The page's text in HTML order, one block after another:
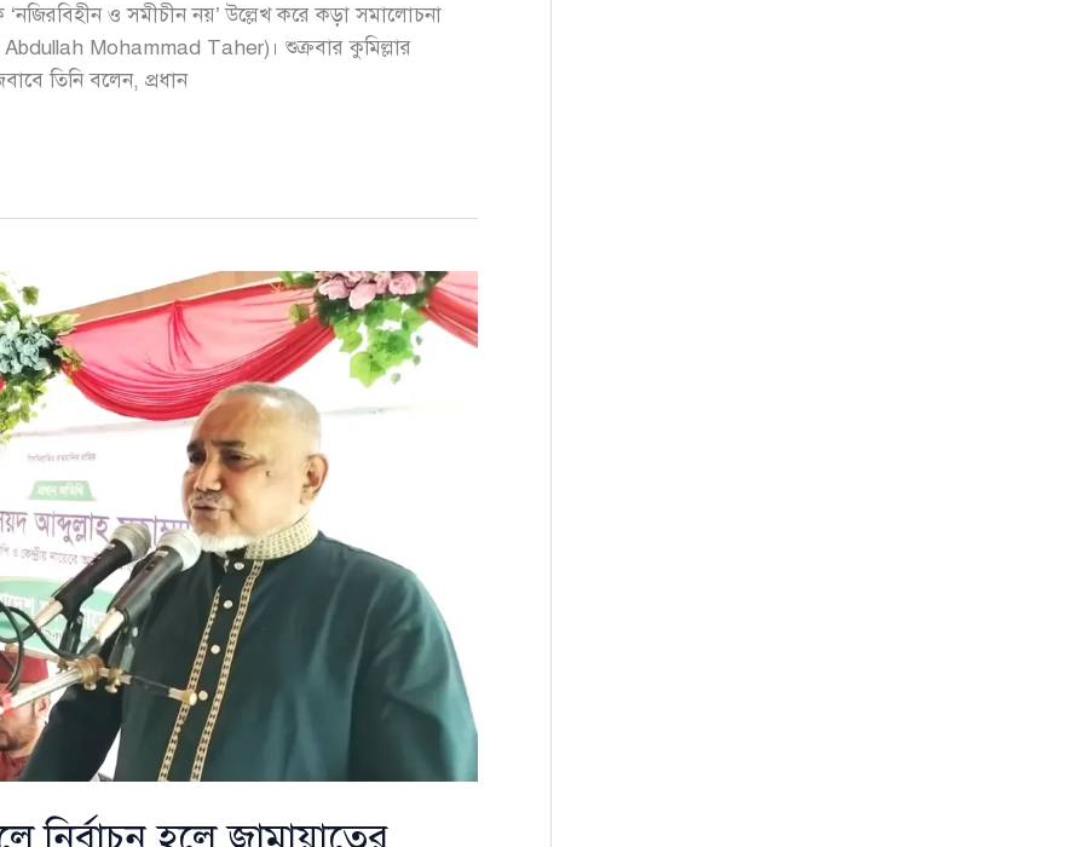
ও সমীচীন নয়’ উল্লেখ করে কড়া সমালোচনা
Mohammad Taher)। শুক্রবার কুমিল্লার
তিনি বলেন, প্রধান
নির্বাচন হলে জামায়াতের